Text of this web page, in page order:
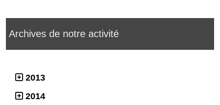
Archives de notre activité
2013
2014